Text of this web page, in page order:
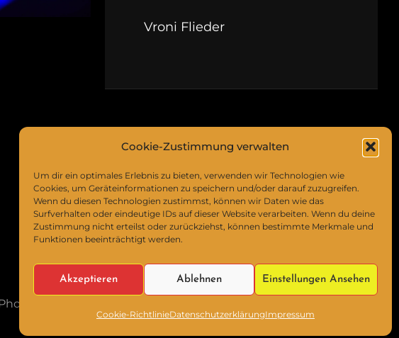
Cookie-Zustimmung verwalten
Um dir ein optimales Erlebnis zu bieten, verwenden wir Technologien wie
Cookies, um Geräteinformationen zu speichern und/oder darauf zuzugreifen.
Wenn du diesen Technologien zustimmst, können wir Daten wie das
Surfverhalten oder eindeutige IDs auf dieser Website verarbeiten. Wenn du deine
Zustimmung nicht erteilst oder zurückziehst, können bestimmte Merkmale und
Funktionen beeinträchtigt werden.
Akzeptieren Ablehnen Einstellungen Ansehen
Cookie-RichtlinieDatenschutzerklärungImpressum
Vroni Flieder
By